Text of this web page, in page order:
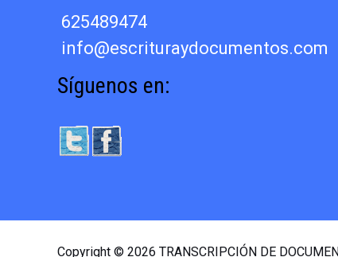
625489474
info@escrituraydocumentos.com
Síguenos en:
Copyright © 2026 TRANSCRIPCIÓN DE